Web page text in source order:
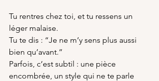
Tu rentres chez toi, et tu ressens un
léger malaise.
Tu te dis : “Je ne m’y sens plus aussi
bien qu’avant.”
Parfois, c’est subtil : une pièce
encombrée, un style qui ne te parle